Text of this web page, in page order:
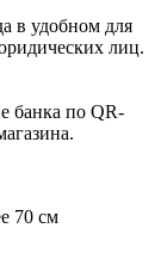
в удобном для
лиц.
банка по QR-
70 см